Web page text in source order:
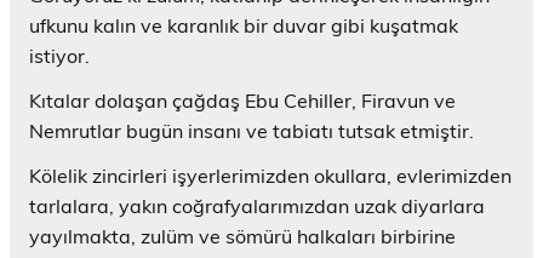
ufkunu kalın ve karanlık bir duvar gibi kuşatmak
istiyor.
Kıtalar dolaşan çağdaş Ebu Cehiller, Firavun ve
Nemrutlar bugün insanı ve tabiatı tutsak etmiştir.
Kölelik zincirleri işyerlerimizden okullara, evlerimizden
tarlalara, yakın coğrafyalarımızdan uzak diyarlara
yayılmakta, zulüm ve sömürü halkaları birbirine